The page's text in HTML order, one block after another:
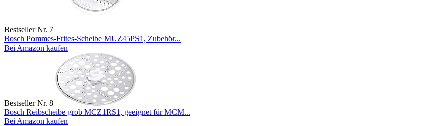
Bestseller Nr. 7
Bosch Pommes-Frites-Scheibe MUZ45PS1, Zubehör...
Bei Amazon kaufen
Bestseller Nr. 8
Bosch Reibscheibe grob MCZ1RS1, geeignet für MCM...
Bei Amazon kaufen